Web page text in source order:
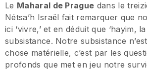
Le Maharal de Prague dans le
Nétsa’h Israël fait remarquer que
ici ‘vivre,’ et en déduit que ‘hayim,
subsistance. Notre subsistance
chose matérielle, c’est par les
profonds que met en jeu notre